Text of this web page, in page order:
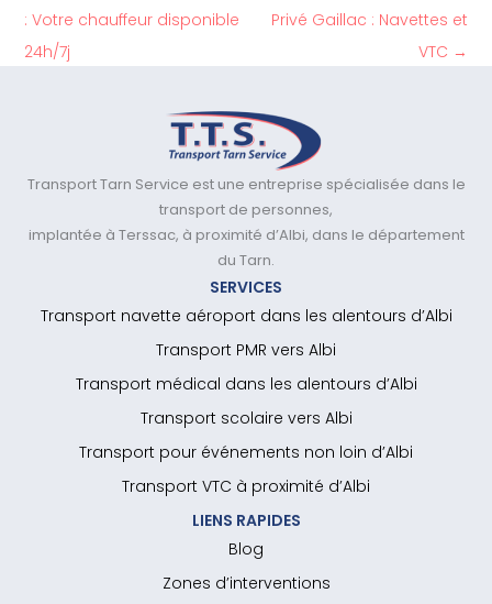
: Votre chauffeur disponible
24h/7j
Privé Gaillac : Navettes et
VTC →
Transport Tarn Service est une entreprise spécialisée dans le
transport de personnes,
implantée à Terssac, à proximité d’Albi, dans le département
du Tarn.
SERVICES
Transport navette aéroport dans les alentours d’Albi
Transport PMR vers Albi
Transport médical dans les alentours d’Albi
Transport scolaire vers Albi
Transport pour événements non loin d’Albi
Transport VTC à proximité d’Albi
LIENS RAPIDES
Blog
Zones d’interventions